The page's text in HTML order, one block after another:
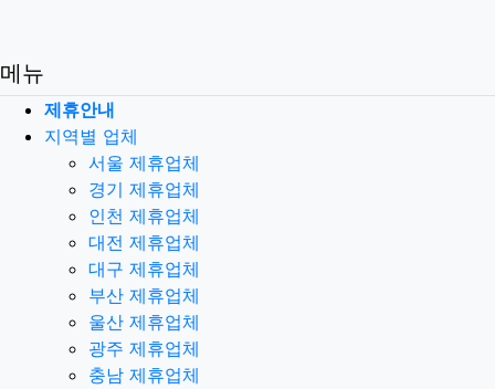
메뉴
제휴안내
지역별 업체
서울 제휴업체
경기 제휴업체
인천 제휴업체
대전 제휴업체
대구 제휴업체
부산 제휴업체
울산 제휴업체
광주 제휴업체
충남 제휴업체